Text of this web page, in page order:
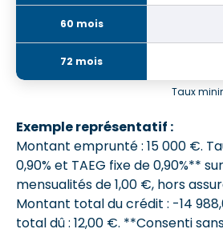
Taux
Exemple représentatif :
Montant emprunté : 15 000 €.
0,90% et TAEG fixe de 0,90%**
mensualités de 1,00 €, hors
Montant total du crédit : -14
total dû : 12,00 €. **Consenti